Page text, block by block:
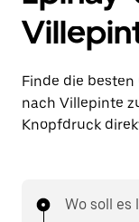
Finde die
nach Villepinte
Knopfdruck
Wo soll es